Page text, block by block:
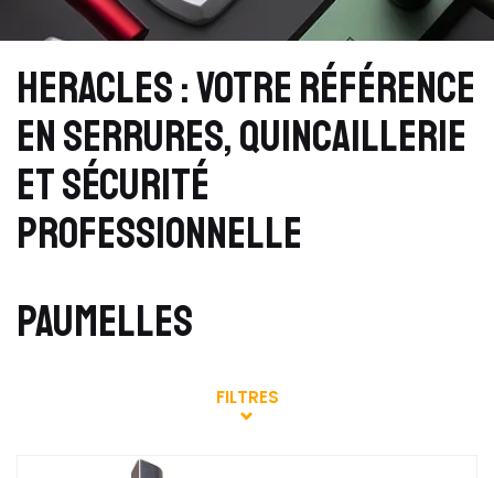
HERACLES : VOTRE RÉFÉRENCE
EN SERRURES, QUINCAILLERIE
ET SÉCURITÉ
PROFESSIONNELLE
PAUMELLES
FILTRES